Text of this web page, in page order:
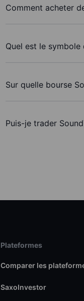
Comment acheter
Quel est le symbole
Sur quelle bourse
Puis-je trader
Plateformes
Comparer les
SaxoInvestor